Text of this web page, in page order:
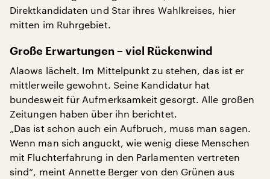
Direktkandidaten und Star ihres Wahlkreises, hier
mitten im Ruhrgebiet.
Große Erwartungen – viel Rückenwind
Alaows lächelt. Im Mittelpunkt zu stehen, das ist er
mittlerweile gewohnt. Seine Kandidatur hat
bundesweit für Aufmerksamkeit gesorgt. Alle großen
Zeitungen haben über ihn berichtet.
„Das ist schon auch ein Aufbruch, muss man sagen.
Wenn man sich anguckt, wie wenig diese Menschen
mit Fluchterfahrung in den Parlamenten vertreten
sind“, meint Annette Berger von den Grünen aus